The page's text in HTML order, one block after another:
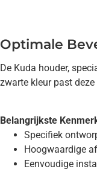
Optimale
De Kuda houder,
zwarte kleur past
Belangrijkste
Specifiek
Hoogwaardige
Eenvoudige